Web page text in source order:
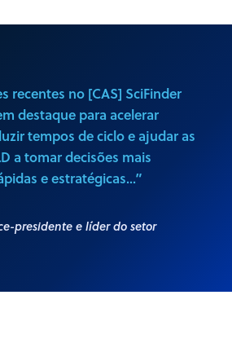
recentes no [CAS] SciFinder
destaque para acelerar
tempos de ciclo e ajudar as
a tomar decisões mais
e estratégicas...”
presidente e líder do setor